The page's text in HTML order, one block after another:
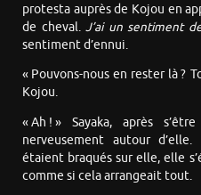
protesta auprès de Kojou en
de cheval.J’ai un sentiment
sentiment d’ennui.
« Pouvons-nous en rester là ?
Kojou.
« Ah ! » Sayaka, après
nerveusement autour
étaient braqués sur elle, elle
comme si cela arrangeait tout.